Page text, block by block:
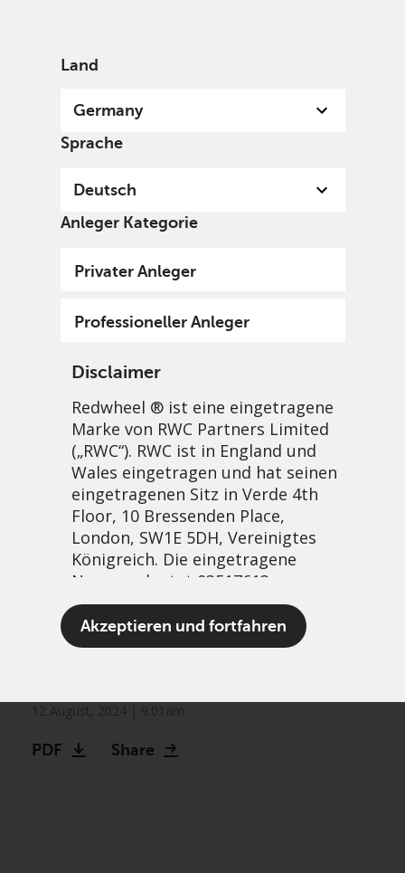
Land
Germany
Sprache
Deutsch
Anleger Kategorie
Privater Anleger
Professioneller Anleger
Disclaimer
Redwheel ® ist eine eingetragene
Marke von RWC Partners Limited
(„RWC“). RWC ist in England und
Wales eingetragen und hat seinen
eingetragenen Sitz in Verde 4th
Floor, 10 Bressenden Place,
London, SW1E 5DH, Vereinigtes
Königreich. Die eingetragene
Nummer lautet 03517613.
Management LLP, die jeweils von
Akzeptieren und fortfahren
Greenwheel research: Will
sustainable aviation fuels
PDF Share